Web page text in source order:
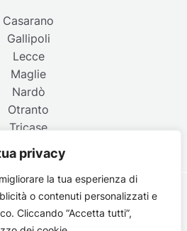
privacy
la tua esperienza di
o contenuti personalizzati e
Cliccando “Accetta tutti”,
Casarano
Gallipoli
Lecce
Maglie
Nardò
Otranto
Tricase
| Periodico d'informazione del
- Testata registrata il 18 gennaio